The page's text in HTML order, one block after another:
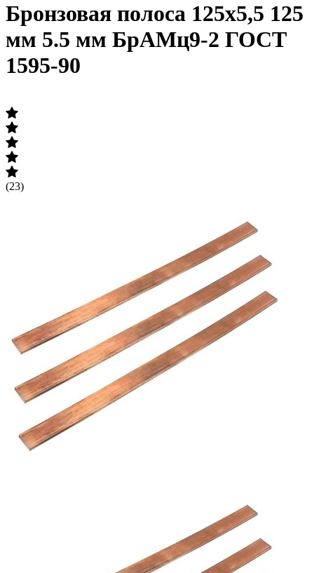
Бронзовая полоса 125х5,5 125
мм 5.5 мм БрАМц9-2 ГОСТ
1595-90
(23)